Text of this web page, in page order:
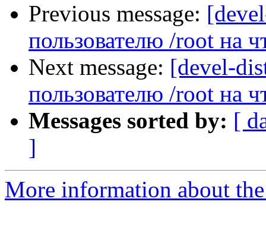
Previous message:
пользователю /root на
Next message: [devel-
пользователю /root на
Messages sorted by: [
]
More information about